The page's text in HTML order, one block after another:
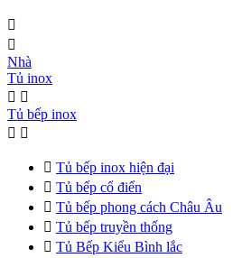


Nhà
Tủ inox
 
Tủ bếp inox
 
 Tủ bếp inox hiện đại
 Tủ bếp cổ điển
 Tủ bếp phong cách Châu Âu
 Tủ bếp truyền thống
 Tủ Bếp Kiểu Bình lắc